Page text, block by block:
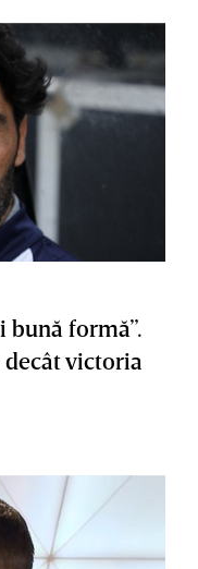
bună formă”.
victoria